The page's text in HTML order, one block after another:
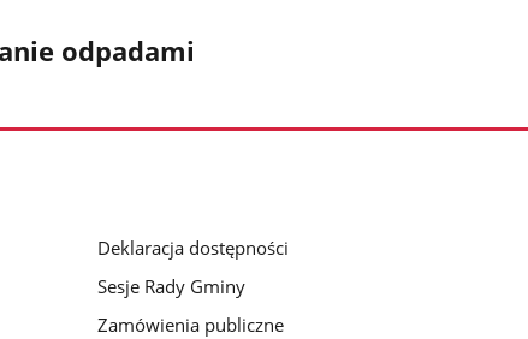
odpadami
Deklaracja dostępności
Sesje Rady Gminy
Zamówienia publiczne